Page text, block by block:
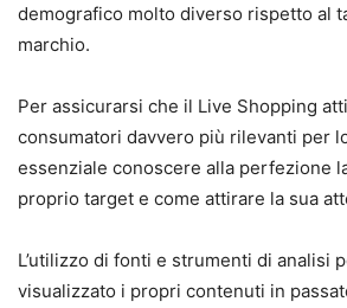
demografico molto diverso rispetto al
marchio.
Per assicurarsi che il Live Shopping
consumatori davvero più rilevanti per
essenziale conoscere alla perfezione
proprio target e come attirare la sua
L’utilizzo di fonti e strumenti di analisi
visualizzato i propri contenuti in